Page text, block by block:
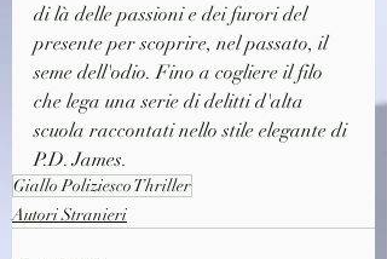
di là delle passioni e dei furori del
presente per scoprire, nel passato, il
seme dell'odio. Fino a cogliere il filo
che lega una serie di delitti d'alta
scuola raccontati nello stile elegante di
P.D. James.
Giallo Poliziesco Thriller
Autori Stranieri